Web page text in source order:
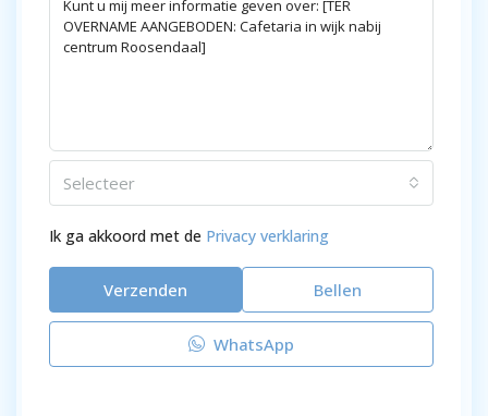
Selecteer
Ik ga akkoord met de Privacy verklaring
Verzenden Bellen
WhatsApp